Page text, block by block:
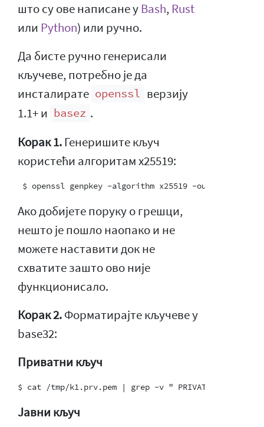
што су ове написане у Bash, Rust
или Python) или ручно.
Да бисте ручно генерисали
кључеве, потребно је да
инсталирате openssl верзију
1.1+ и basez .
Корак 1.Генеришите кључ
користећи алгоритам x25519:
Ако добијете поруку о грешци,
нешто је пошло наопако и не
можете наставити док не
схватите зашто ово није
функционисало.
Корак 2.Форматирајте кључеве у
base32:
Приватни кључ
Јавни кључ